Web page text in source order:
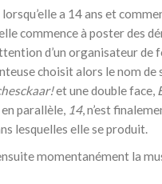
a 14 ans et
commence à poster des
d’un organisateur
choisit alors le nom de
et une double face,
parallèle, 14, n’est
lesquelles elle se produit.
momentanément la